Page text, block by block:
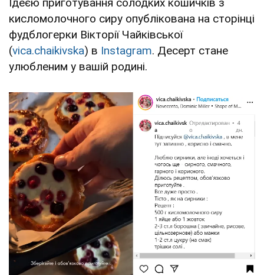
кисломолочного сиру опублікована на сторінці
фудблогерки Вікторії Чайківської
(vica.chaikivska) в Instagram. Десерт стане
улюбленим у вашій родині.